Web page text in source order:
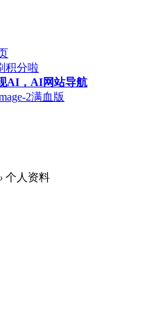
积分啦
AI，AI网站导航
2满血版
› 个人资料